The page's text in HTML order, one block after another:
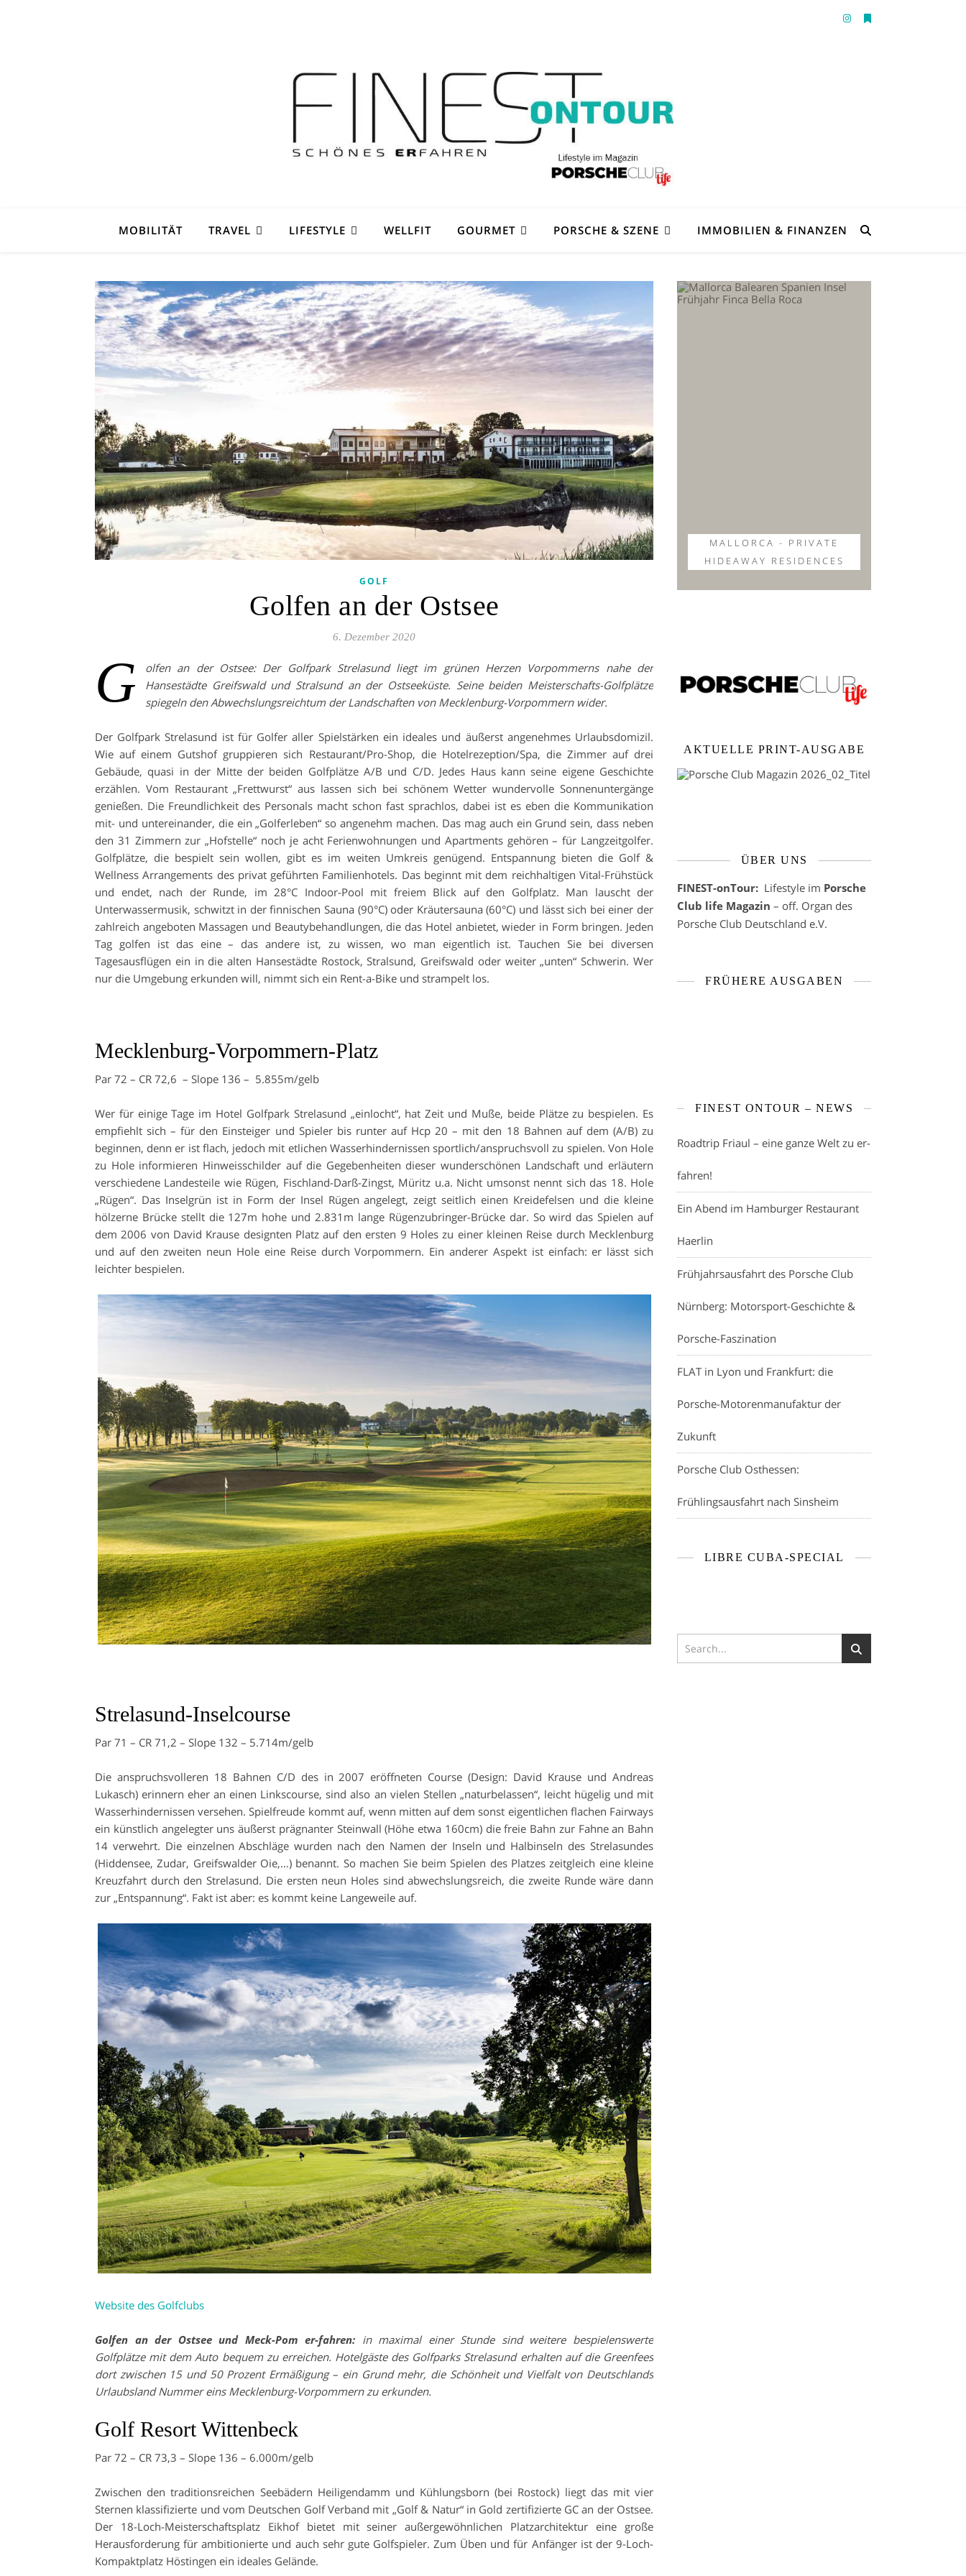
MOBILITÄT TRAVEL LIFESTYLE WELLFIT GOURMET PORSCHE & SZENE IMMOBILIEN & FINANZEN
GOLF
Golfen an der Ostsee
6. Dezember 2020
G
olfen an der Ostsee: Der Golfpark Strelasund liegt im grünen Herzen Vorpommerns nahe der
Hansestädte Greifswald und Stralsund an der Ostseeküste. Seine beiden Meisterschafts-Golfplätze
spiegeln den Abwechslungsreichtum der Landschaften von Mecklenburg-Vorpommern wider.
Der Golfpark Strelasund ist für Golfer aller Spielstärken ein ideales und äußerst angenehmes Urlaubsdomizil.
Wie auf einem Gutshof gruppieren sich Restaurant/Pro-Shop, die Hotelrezeption/Spa, die Zimmer auf drei
Gebäude, quasi in der Mitte der beiden Golfplätze A/B und C/D. Jedes Haus kann seine eigene Geschichte
erzählen. Vom Restaurant „Frettwurst“ aus lassen sich bei schönem Wetter wundervolle Sonnenuntergänge
genießen. Die Freundlichkeit des Personals macht schon fast sprachlos, dabei ist es eben die Kommunikation
mit- und untereinander, die ein „Golferleben“ so angenehm machen. Das mag auch ein Grund sein, dass neben
den 31 Zimmern zur „Hofstelle“ noch je acht Ferienwohnungen und Apartments gehören – für Langzeitgolfer.
Golfplätze, die bespielt sein wollen, gibt es im weiten Umkreis genügend. Entspannung bieten die Golf &
Wellness Arrangements des privat geführten Familienhotels. Das beginnt mit dem reichhaltigen Vital-Frühstück
und endet, nach der Runde, im 28°C Indoor-Pool mit freiem Blick auf den Golfplatz. Man lauscht der
Unterwassermusik, schwitzt in der finnischen Sauna (90°C) oder Kräutersauna (60°C) und lässt sich bei einer der
zahlreich angeboten Massagen und Beautybehandlungen, die das Hotel anbietet, wieder in Form bringen. Jeden
Tag golfen ist das eine – das andere ist, zu wissen, wo man eigentlich ist. Tauchen Sie bei diversen
Tagesausflügen ein in die alten Hansestädte Rostock, Stralsund, Greifswald oder weiter „unten“ Schwerin. Wer
nur die Umgebung erkunden will, nimmt sich ein Rent-a-Bike und strampelt los.
Mecklenburg-Vorpommern-Platz
Par 72 – CR 72,6 – Slope 136 – 5.855m/gelb
Wer für einige Tage im Hotel Golfpark Strelasund „einlocht“, hat Zeit und Muße, beide Plätze zu bespielen. Es
empfiehlt sich – für den Einsteiger und Spieler bis runter auf Hcp 20 – mit den 18 Bahnen auf dem (A/B) zu
beginnen, denn er ist flach, jedoch mit etlichen Wasserhindernissen sportlich/anspruchsvoll zu spielen. Von Hole
zu Hole informieren Hinweisschilder auf die Gegebenheiten dieser wunderschönen Landschaft und erläutern
verschiedene Landesteile wie Rügen, Fischland-Darß-Zingst, Müritz u.a. Nicht umsonst nennt sich das 18. Hole
„Rügen“. Das Inselgrün ist in Form der Insel Rügen angelegt, zeigt seitlich einen Kreidefelsen und die kleine
hölzerne Brücke stellt die 127m hohe und 2.831m lange Rügenzubringer-Brücke dar. So wird das Spielen auf
dem 2006 von David Krause designten Platz auf den ersten 9 Holes zu einer kleinen Reise durch Mecklenburg
und auf den zweiten neun Hole eine Reise durch Vorpommern. Ein anderer Aspekt ist einfach: er lässt sich
leichter bespielen.
Strelasund-Inselcourse
Par 71 – CR 71,2 – Slope 132 – 5.714m/gelb
Die anspruchsvolleren 18 Bahnen C/D des in 2007 eröffneten Course (Design: David Krause und Andreas
Lukasch) erinnern eher an einen Linkscourse, sind also an vielen Stellen „naturbelassen“, leicht hügelig und mit
Wasserhindernissen versehen. Spielfreude kommt auf, wenn mitten auf dem sonst eigentlichen flachen Fairways
ein künstlich angelegter uns äußerst prägnanter Steinwall (Höhe etwa 160cm) die freie Bahn zur Fahne an Bahn
14 verwehrt. Die einzelnen Abschläge wurden nach den Namen der Inseln und Halbinseln des Strelasundes
(Hiddensee, Zudar, Greifswalder Oie,…) benannt. So machen Sie beim Spielen des Platzes zeitgleich eine kleine
Kreuzfahrt durch den Strelasund. Die ersten neun Holes sind abwechslungsreich, die zweite Runde wäre dann
zur „Entspannung“. Fakt ist aber: es kommt keine Langeweile auf.
Website des Golfclubs
Golfen an der Ostsee und Meck-Pom er-fahren: in maximal einer Stunde sind weitere bespielenswerte
Golfplätze mit dem Auto bequem zu erreichen. Hotelgäste des Golfparks Strelasund erhalten auf die Greenfees
dort zwischen 15 und 50 Prozent Ermäßigung – ein Grund mehr, die Schönheit und Vielfalt von Deutschlands
Urlaubsland Nummer eins Mecklenburg-Vorpommern zu erkunden.
Golf Resort Wittenbeck
Par 72 – CR 73,3 – Slope 136 – 6.000m/gelb
Zwischen den traditionsreichen Seebädern Heiligendamm und Kühlungsborn (bei Rostock) liegt das mit vier
Sternen klassifizierte und vom Deutschen Golf Verband mit „Golf & Natur“ in Gold zertifizierte GC an der Ostsee.
Der 18-Loch-Meisterschaftsplatz Eikhof bietet mit seiner außergewöhnlichen Platzarchitektur eine große
Herausforderung für ambitionierte und auch sehr gute Golfspieler. Zum Üben und für Anfänger ist der 9-Loch-
Kompaktplatz Höstingen ein ideales Gelände.
MALLORCA - PRIVATE
HIDEAWAY RESIDENCES
AKTUELLE PRINT-AUSGABE
ÜBER UNS
FINEST-onTour: Lifestyle im Porsche
Club life Magazin – off. Organ des
Porsche Club Deutschland e.V.
FRÜHERE AUSGABEN
FINEST ONTOUR – NEWS
Roadtrip Friaul – eine ganze Welt zu er-
fahren!
Ein Abend im Hamburger Restaurant
Haerlin
Frühjahrsausfahrt des Porsche Club
Nürnberg: Motorsport-Geschichte &
Porsche-Faszination
FLAT in Lyon und Frankfurt: die
Porsche-Motorenmanufaktur der
Zukunft
Porsche Club Osthessen:
Frühlingsausfahrt nach Sinsheim
LIBRE CUBA-SPECIAL